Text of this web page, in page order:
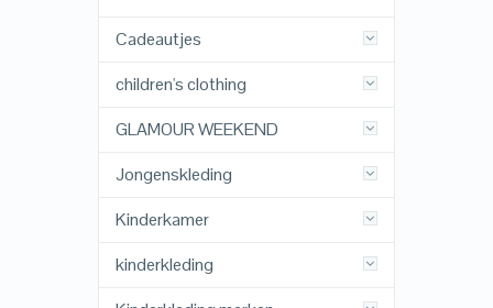
Cadeautjes
children's clothing
GLAMOUR WEEKEND
Jongenskleding
Kinderkamer
kinderkleding